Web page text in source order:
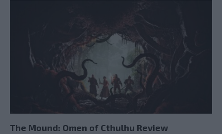
The Mound: Omen of Cthulhu Review